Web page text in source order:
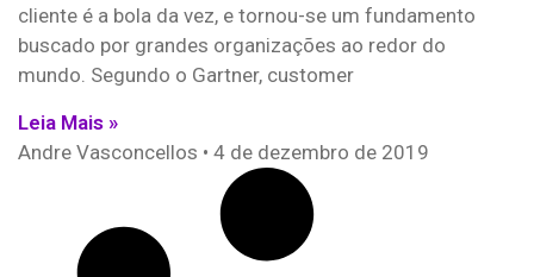
cliente é a bola da vez, e tornou-se um fundamento
buscado por grandes organizações ao redor do
mundo. Segundo o Gartner, customer
Leia Mais »
Andre Vasconcellos
4 de dezembro de 2019